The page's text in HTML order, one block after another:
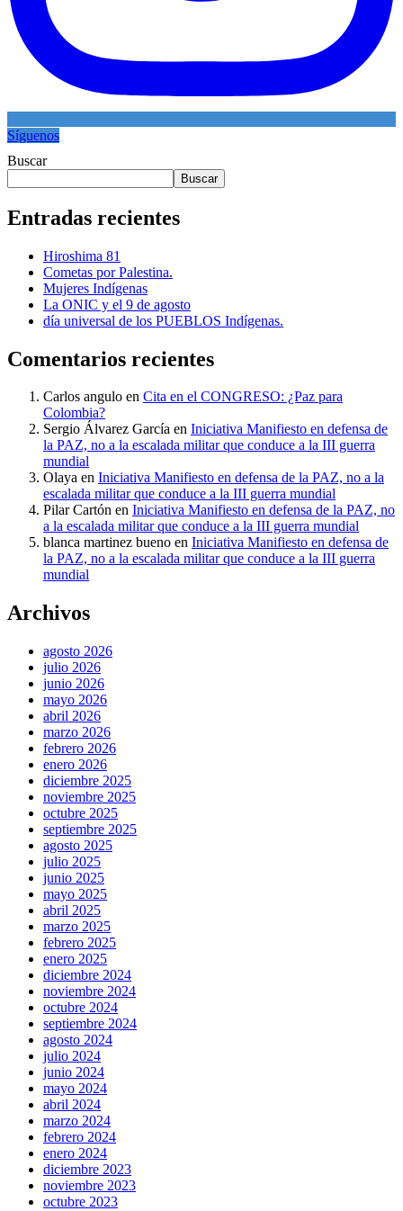
Síguenos
Buscar
Buscar
Entradas recientes
Hiroshima 81
Cometas por Palestina.
Mujeres Indígenas
La ONIC y el 9 de agosto
día universal de los PUEBLOS Indígenas.
Comentarios recientes
Carlos angulo en Cita en el CONGRESO: ¿Paz para
Colombia?
Sergio Álvarez García en Iniciativa Manifiesto en defensa de
la PAZ, no a la escalada militar que conduce a la III guerra
mundial
Olaya en Iniciativa Manifiesto en defensa de la PAZ, no a la
escalada militar que conduce a la III guerra mundial
Pilar Cartón en Iniciativa Manifiesto en defensa de la PAZ, no
a la escalada militar que conduce a la III guerra mundial
blanca martinez bueno en Iniciativa Manifiesto en defensa de
la PAZ, no a la escalada militar que conduce a la III guerra
mundial
Archivos
agosto 2026
julio 2026
junio 2026
mayo 2026
abril 2026
marzo 2026
febrero 2026
enero 2026
diciembre 2025
noviembre 2025
octubre 2025
septiembre 2025
agosto 2025
julio 2025
junio 2025
mayo 2025
abril 2025
marzo 2025
febrero 2025
enero 2025
diciembre 2024
noviembre 2024
octubre 2024
septiembre 2024
agosto 2024
julio 2024
junio 2024
mayo 2024
abril 2024
marzo 2024
febrero 2024
enero 2024
diciembre 2023
noviembre 2023
octubre 2023